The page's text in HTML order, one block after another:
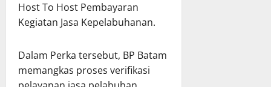
Host To Host Pembayaran
Kegiatan Jasa Kepelabuhanan.
Dalam Perka tersebut, BP Batam
memangkas proses verifikasi